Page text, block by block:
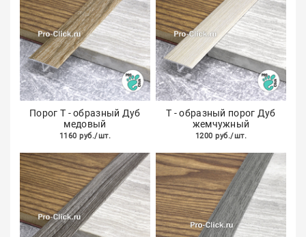
Порог Т - образный Дуб
медовый
1160 руб./шт.
Т - образный порог Дуб
жемчужный
1200 руб./шт.